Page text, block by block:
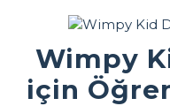
Wimpy
için